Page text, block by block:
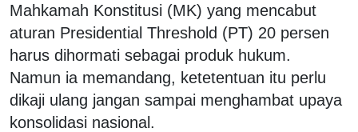
Mahkamah Konstitusi (MK) yang mencabut
aturan Presidential Threshold (PT) 20 persen
harus dihormati sebagai produk hukum.
Namun ia memandang, ketetentuan itu perlu
dikaji ulang jangan sampai menghambat upaya
konsolidasi nasional.